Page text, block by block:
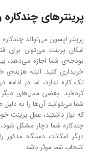
پرینترهای
پرینتر اپسون می‌تواند
امکان پرینت می‌توان برای
بودجه‌ی شما اجازه می‌دهد،
خریداری کنید. البته
تک کاره ندارد، اما در
کرده‌اید. بعضی مدل‌های دیگر
شما می‌توانید آن‌ها را به
که نیاز داشتید، عمل پرینت
چندکاره شما دچار مشکل
دیگر امکانات دستگاه
انتخاب شما موثر باشد.